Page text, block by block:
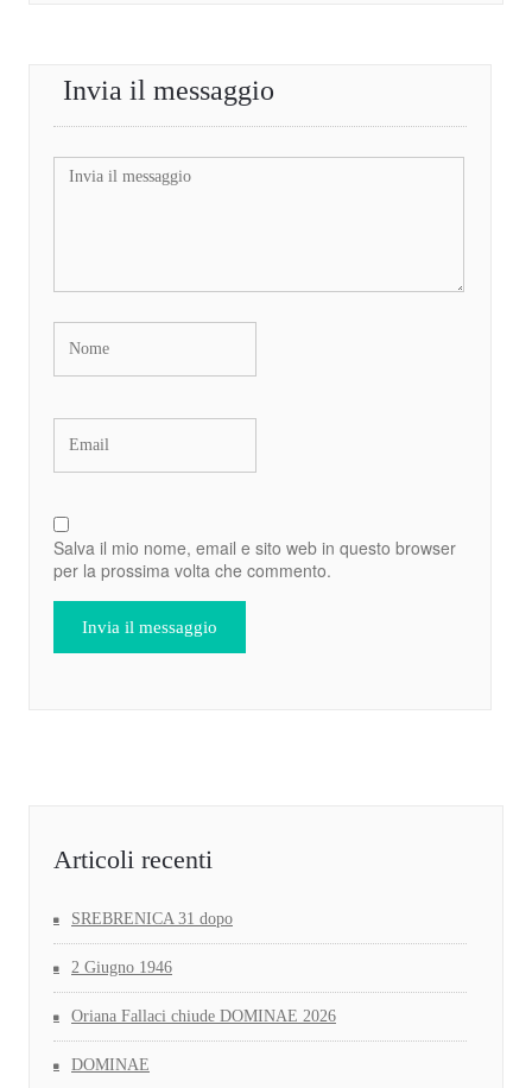
Invia il messaggio
Salva il mio nome, email e sito web in questo browser
per la prossima volta che commento.
Articoli recenti
SREBRENICA 31 dopo
2 Giugno 1946
Oriana Fallaci chiude DOMINAE 2026
DOMINAE